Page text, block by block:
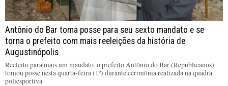
Antônio do Bar toma posse para seu sexto mandato e se
torna o prefeito com mais reeleições da história de
Augustinópolis
Reeleito para mais um mandato, o prefeito Antônio do Bar (Republicanos)
tomou posse nesta quarta-feira (1º) durante cerimônia realizada na quadra
poliesportiva